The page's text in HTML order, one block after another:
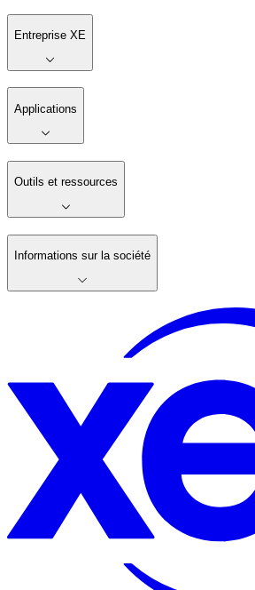
Entreprise XE
Applications
Outils et ressources
Informations sur la société